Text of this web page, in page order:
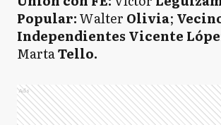
Popular:Walter Olivia;
Independientes Vicente
MartaTello.
Ads